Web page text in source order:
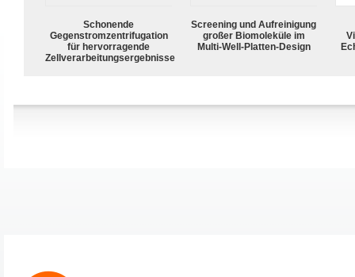
Schonende
Gegenstromzentrifugation
für hervorragende
Zellverarbeitungsergebnisse
Screening und Aufreinigung
großer Biomoleküle im
Multi-Well-Platten-Design